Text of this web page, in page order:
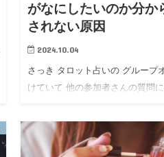
がなにしたいのか分か
されない原因
2024.10.04
さっき タロット占いの グループ
けていて 他の参加者さんの質問
座なのに さすがにマナー違反だ
んだ内容を ここで吐か…